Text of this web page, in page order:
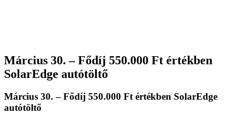
Március 30. – Fődíj 550.000 Ft értékben
SolarEdge autótöltő
Március 30. – Fődíj 550.000 Ft értékben SolarEdge
autótöltő